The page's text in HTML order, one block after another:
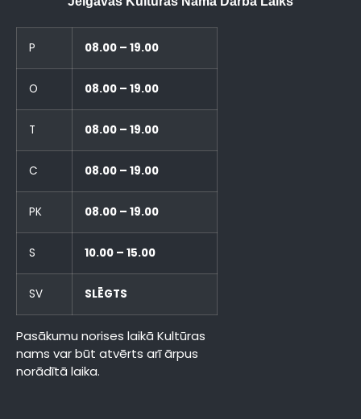
P 08.00 – 19.00
O 08.00 – 19.00
T 08.00 – 19.00
C 08.00 – 19.00
PK 08.00 – 19.00
S 10.00 – 15.00
SV SLĒGTS
Pasākumu norises laikā Kultūras
nams var būt atvērts arī ārpus
norādītā laika.